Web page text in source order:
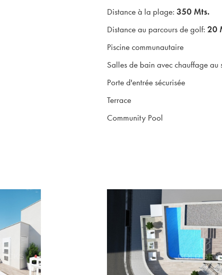
Distance à la plage: 350 Mts.
Distance au parcours de golf: 20
Piscine communautaire
Salles de bain avec chauffage au
Porte d'entrée sécurisée
Terrace
Community Pool